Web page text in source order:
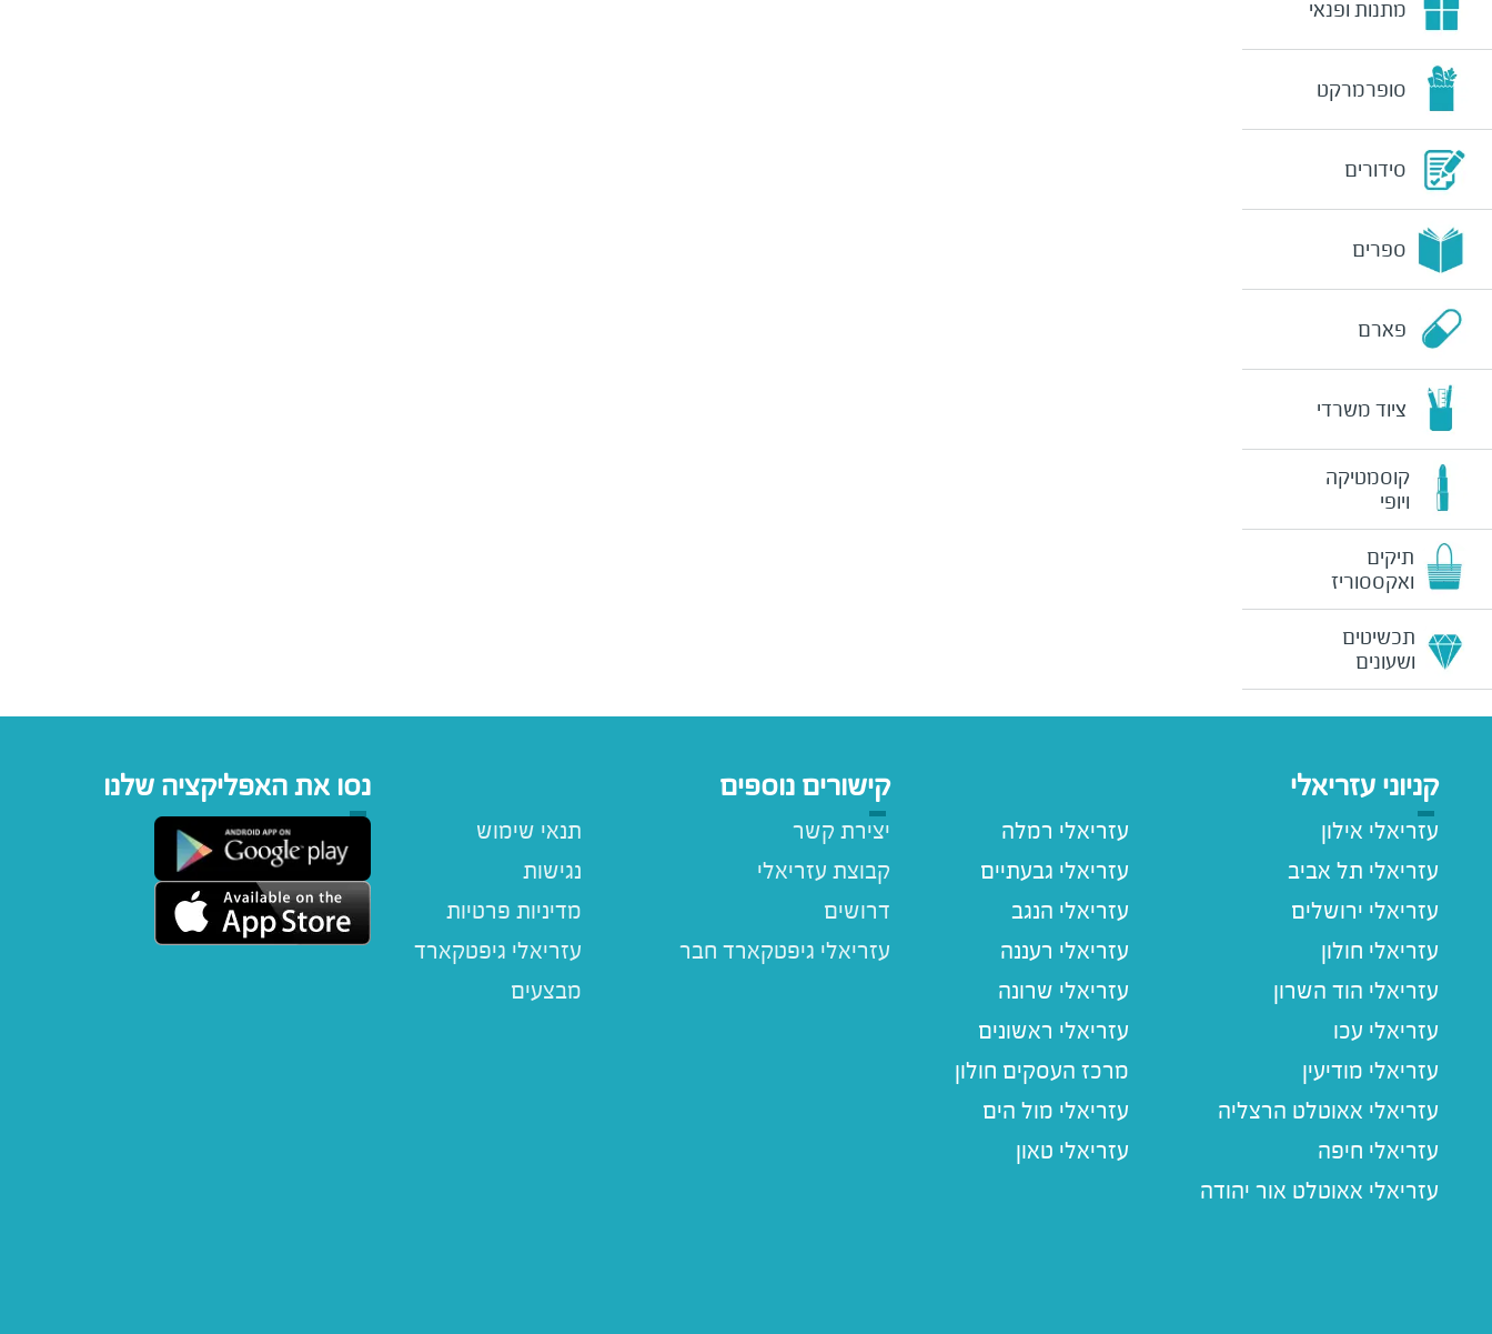
מתנות ופנאי
סופרמרקט
סידורים
ספרים
פארם
ציוד משרדי
קוסמטיקה
ויופי
תיקים
ואקססוריז
תכשיטים
ושעונים
קניוני עזריאלי
עזריאלי אילון
עזריאלי תל אביב
עזריאלי ירושלים
עזריאלי חולון
עזריאלי הוד השרון
עזריאלי עכו
עזריאלי מודיעין
עזריאלי אאוטלט הרצליה
עזריאלי חיפה
עזריאלי אאוטלט אור יהודה
עזריאלי רמלה
עזריאלי גבעתיים
עזריאלי הנגב
עזריאלי רעננה
עזריאלי שרונה
עזריאלי ראשונים
מרכז העסקים חולון
עזריאלי מול הים
עזריאלי טאון
קישורים נוספים
תנאי שימוש
נגישות
מדיניות פרטיות
עזריאלי גיפטקארד
מבצעים
יצירת קשר
קבוצת עזריאלי
דרושים
נסו את האפליקציה שלנו